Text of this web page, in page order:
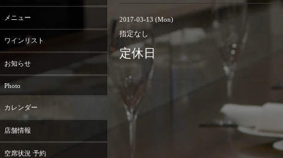
2017-03-13 (Mon)
指定なし
定休日
メニュー
ワインリスト
お知らせ
Photo
カレンダー
店舗情報
空席状況 予約